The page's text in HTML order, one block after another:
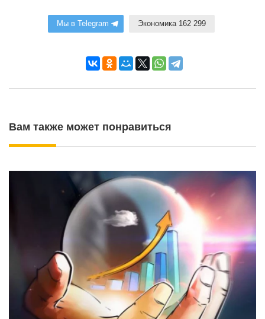
Мы в Telegram Экономика 162 299
Вам также может понравиться